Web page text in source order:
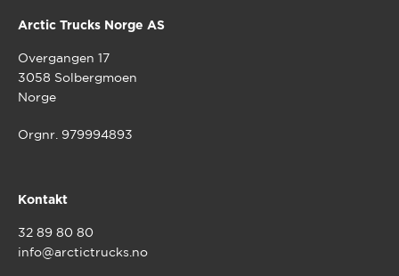
Arctic Trucks Norge AS
Overgangen 17
3058 Solbergmoen
Norge
Orgnr. 979994893
Kontakt
32 89 80 80
info@arctictrucks.no